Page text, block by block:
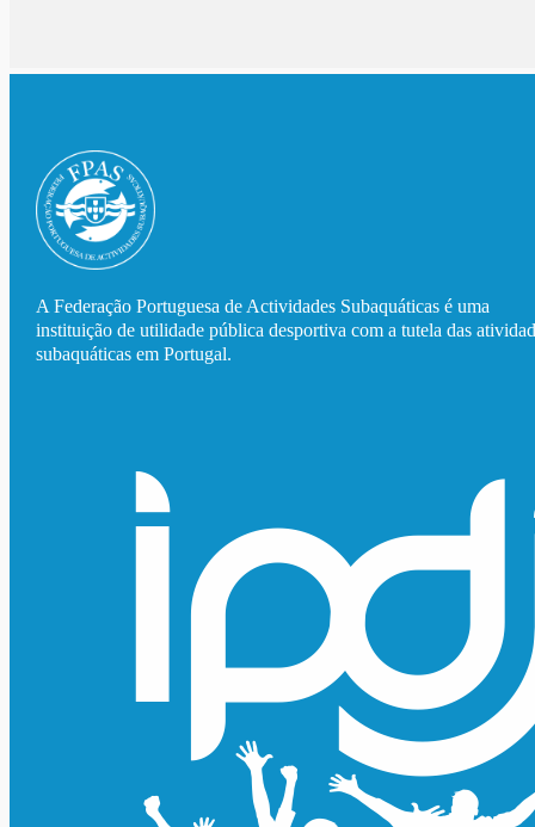
A Federação Portuguesa de Actividades Subaquáticas é uma
instituição de utilidade pública desportiva com a tutela das
subaquáticas em Portugal.